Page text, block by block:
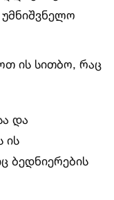
ის სითბო, რაც
და
ის
ბედნიერების